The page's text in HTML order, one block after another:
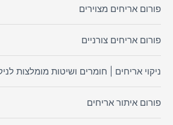
פורום אריחים מצוירים
פורום אריחים צורניים
ניקוי אריחים | חומרים ושיטות מומלצות
פורום איתור אריחים